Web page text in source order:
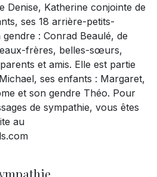
Denise, Katherine conjointe de
ses 18 arrière-petits-
: Conrad Beaulé, de
frères, belles-sœurs,
et amis. Elle est partie
ses enfants : Margaret,
et son gendre Théo. Pour
de sympathie, vous êtes
au